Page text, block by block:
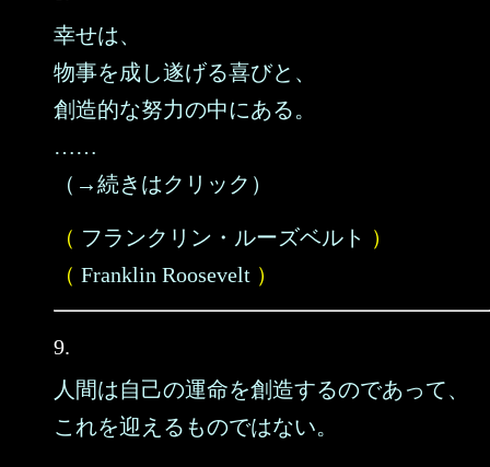
幸せは、
物事を成し遂げる喜びと、
創造的な努力の中にある。
……
（→続きはクリック）
（ フランクリン・ルーズベルト ）
（ Franklin Roosevelt ）
9.
人間は自己の運命を創造するのであって、
これを迎えるものではない。